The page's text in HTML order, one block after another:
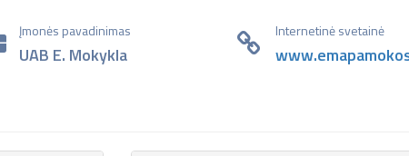
Įmonės pavadinimas
UAB E. Mokykla
Internetinė svetainė